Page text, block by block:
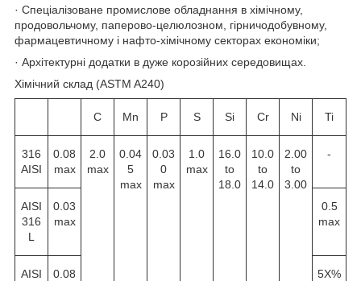
· Спеціалізоване промислове обладнання в хімічному,
продовольчому, паперово-целюлозном, гірничодобувному,
фармацевтичному і нафто-хімічному секторах економіки;
· Архітектурні додатки в дуже корозійних середовищах.
Хімічний склад (ASTM A240)
C Mn P S Si Cr Ni Ti
316
AISI
0.08
max
2.0
max
0.04
5
max
0.03
0
max
1.0
max
16.0
to
18.0
10.0
to
14.0
2.00
to
3.00
-
AISI
316
L
0.03
max
0.5
max
AISI
0.08
5X%